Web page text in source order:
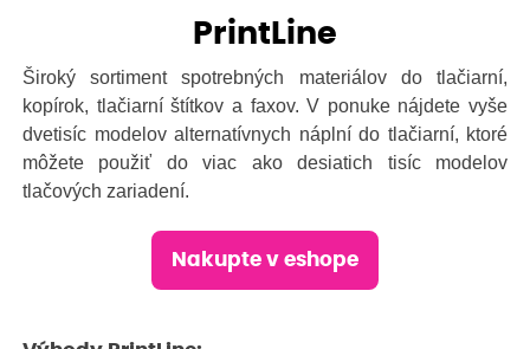
PrintLine
Široký sortiment spotrebných materiálov do tlačiarní,
kopírok, tlačiarní štítkov a faxov. V ponuke nájdete vyše
dvetisíc modelov alternatívnych náplní do tlačiarní, ktoré
môžete použiť do viac ako desiatich tisíc modelov
tlačových zariadení.
Nakupte v eshope